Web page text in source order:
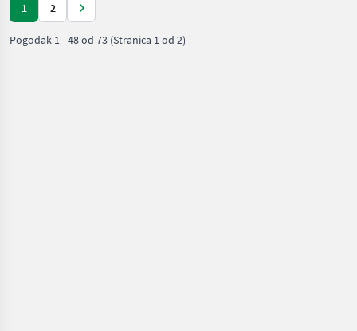
1 2
Pogodak 1-48od 73 (Stranica 1 od 2)